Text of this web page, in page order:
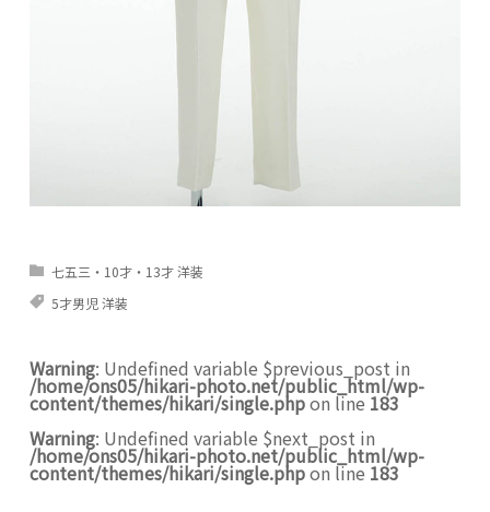
七五三・10才・13才 洋装
5才男児 洋装
Warning: Undefined variable $previous_post in
/home/ons05/hikari-photo.net/public_html/wp-
content/themes/hikari/single.phpon line 183
Warning: Undefined variable $next_post in
/home/ons05/hikari-photo.net/public_html/wp-
content/themes/hikari/single.phpon line 183